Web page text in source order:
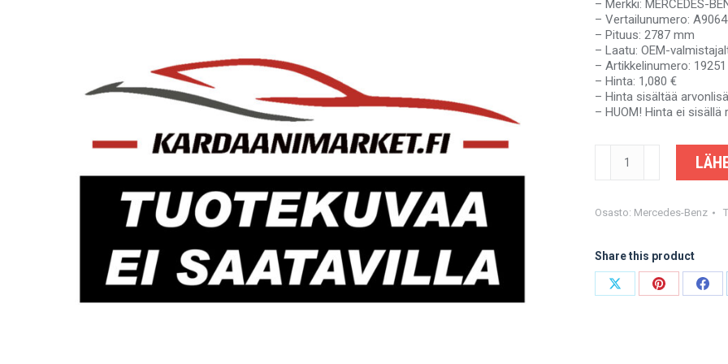
– Merkki: MERCEDES-
– Vertailunumero:
– Pituus: 2787 mm
– Laatu: OEM-
– Artikkelinumero: 19251
– Hinta: 1,080 €
– Hinta sisältää
– HUOM! Hinta ei sisällä
SPRINTER,
CRAFTER
2E0521101BB
-
OEM-
Osasto: Mercedes-Benz
Share this product
Share
Share